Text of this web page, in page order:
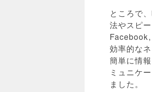
ところで
法やスピ
効率的な
簡単に情
ミュニケ
ました。